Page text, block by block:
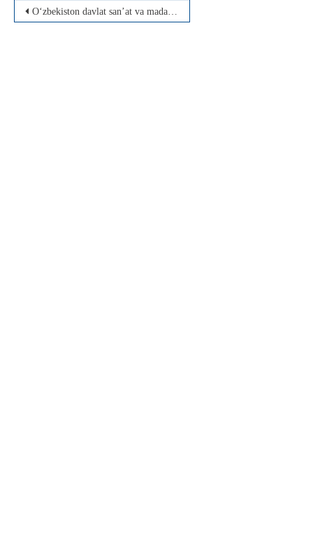
Post
O‘zbekiston davlat san’at va madaniyat institutida “Milliy qadriyatlar” kuniga bag‘ishlangan “Qadriyat javohirlari” nomli konsert-dasturi tashkil etildi